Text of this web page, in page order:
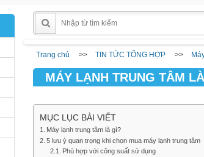
Trang chủ TIN TỨC TỔNG HỢP
MÁY LẠNH TRUNG TÂM
MỤC LỤC BÀI VIẾT
Máy lạnh trung tâm là gì?
5 lưu ý quan trọng khi chọn mua máy lạnh trung tâm
Phù hợp với công suất sử dụng